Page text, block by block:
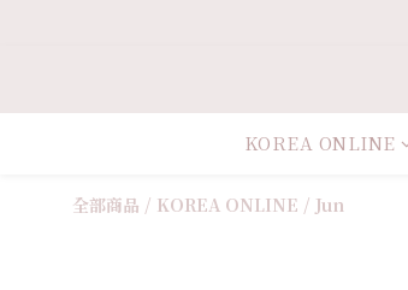
KOREA ONLINE
全部商品 / KOREA ONLINE / Jun